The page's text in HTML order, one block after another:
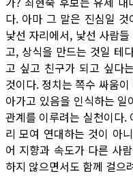
다. 아마 그 말은 진심일
낯선 자리에서, 낯선 사람
고, 상식을 만드는 것일 테
고 싶고 친구가 되고 싶다
것이다. 정치는 쪽수 싸움
아가고 있음을 인식하는
관계를 이루려는 실천이다.
리 모여 연대하는 것이 아
어 지향과 속도가 다른 사
하지 않으면서도 함께 걸으